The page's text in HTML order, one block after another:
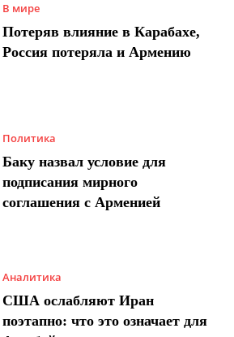
В мире
Потеряв влияние в Карабахе,
Россия потеряла и Армению
Политика
Баку назвал условие для
подписания мирного
соглашения с Арменией
Аналитика
США ослабляют Иран
поэтапно: что это означает для